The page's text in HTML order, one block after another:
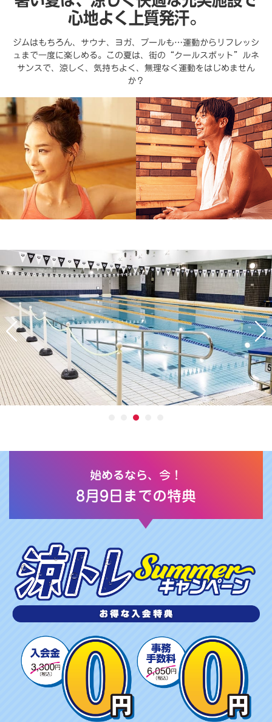
心地よく上質発汗。
ジムはもちろん、サウナ、ヨガ、プールも…運動からリフレッシ
ュまで一度に楽しめる。この夏は、街の“クールスポット”ルネ
サンスで、涼しく、気持ちよく、無理なく運動をはじめません
か？
始めるなら、今！
8月9日までの特典
涼
ト
レ
S
M
M